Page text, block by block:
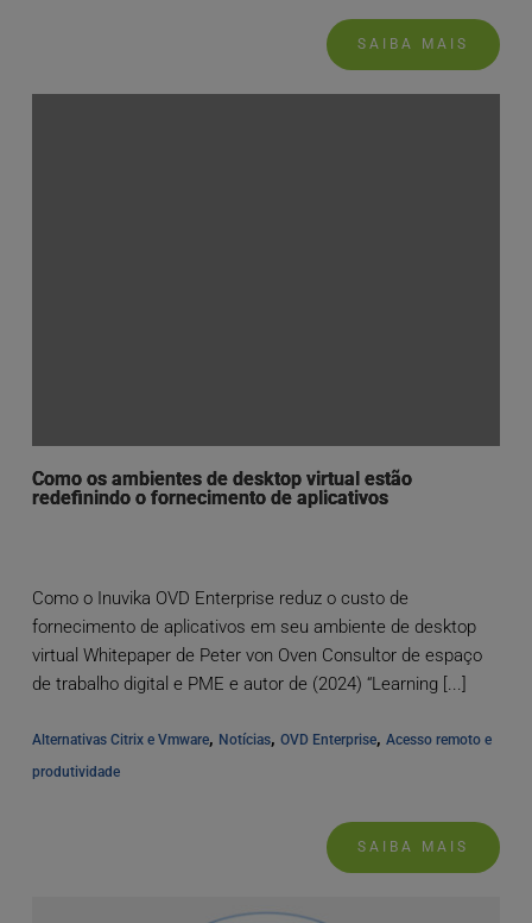
SAIBA MAIS
Como os ambientes de desktop virtual estão
redefinindo o fornecimento de aplicativos
Como o Inuvika OVD Enterprise reduz o custo de
fornecimento de aplicativos em seu ambiente de desktop
virtual Whitepaper de Peter von Oven Consultor de espaço
de trabalho digital e PME e autor de (2024) “Learning [...]
Alternativas Citrix e Vmware, Notícias, OVD Enterprise, Acesso remoto e
produtividade
SAIBA MAIS